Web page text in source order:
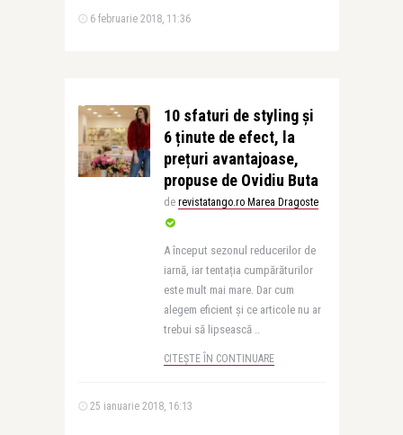
6 februarie 2018, 11:36
10 sfaturi de styling și
6 ținute de efect, la
prețuri avantajoase,
propuse de Ovidiu Buta
de revistatango.ro Marea Dragoste
A început sezonul reducerilor de
iarnă, iar tentația cumpărăturilor
este mult mai mare. Dar cum
alegem eficient și ce articole nu ar
trebui să lipsească ..
CITEȘTE ÎN CONTINUARE
25 ianuarie 2018, 16:13